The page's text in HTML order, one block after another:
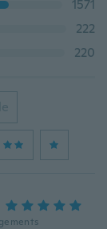
1571
222
220